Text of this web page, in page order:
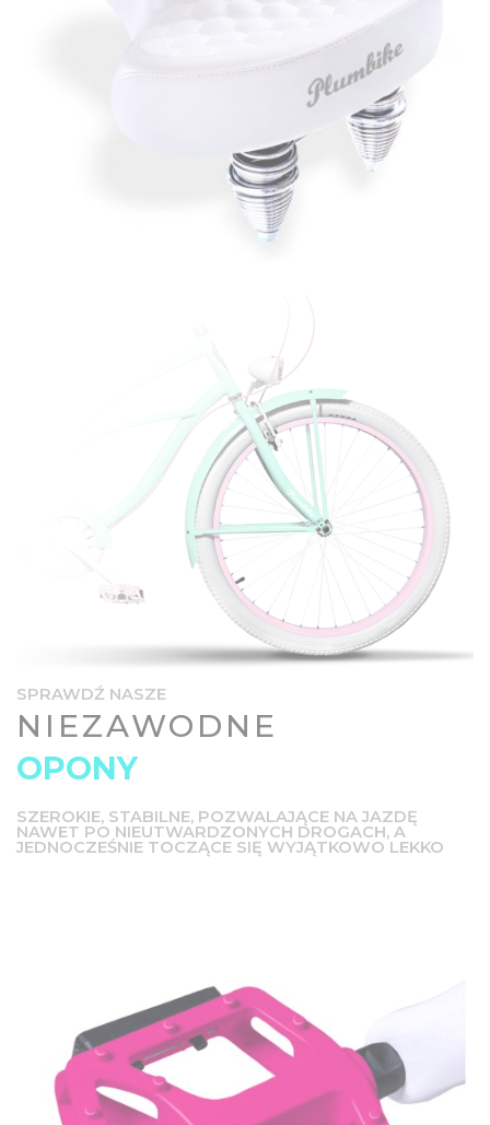
SPRAWDŹ NASZE
NIEZAWODNE
OPONY
SZEROKIE, STABILNE, POZWALAJĄCE NA JAZDĘ
NAWET PO NIEUTWARDZONYCH DROGACH, A
JEDNOCZEŚNIE TOCZĄCE SIĘ WYJĄTKOWO LEKKO